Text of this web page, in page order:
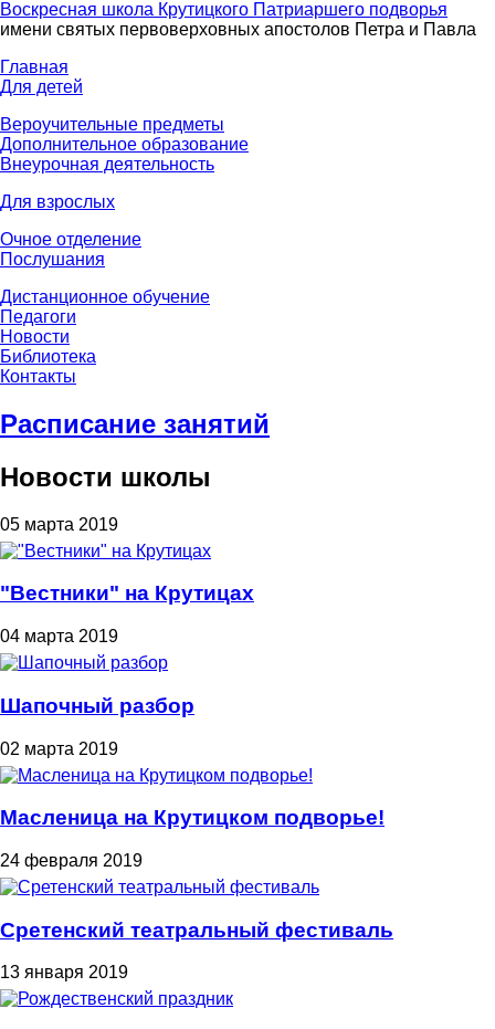
Воскресная школа Крутицкого Патриаршего подворья
имени святых первоверховных апостолов Петра и Павла
Главная
Для детей
Вероучительные предметы
Дополнительное образование
Внеурочная деятельность
Для взрослых
Очное отделение
Послушания
Дистанционное обучение
Педагоги
Новости
Библиотека
Контакты
Расписание занятий
Новости школы
05 марта 2019
"Вестники" на Крутицах
04 марта 2019
Шапочный разбор
02 марта 2019
Масленица на Крутицком подворье!
24 февраля 2019
Сретенский театральный фестиваль
13 января 2019